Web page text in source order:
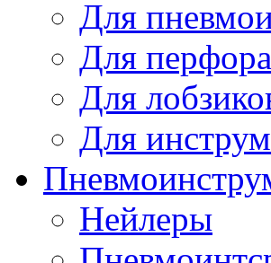
Для
Для
Для
Для
Нейлеры